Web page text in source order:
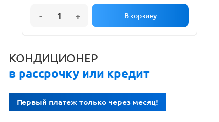
КОНДИЦИОНЕР
в рассрочку или кредит
Первый платеж только через месяц!